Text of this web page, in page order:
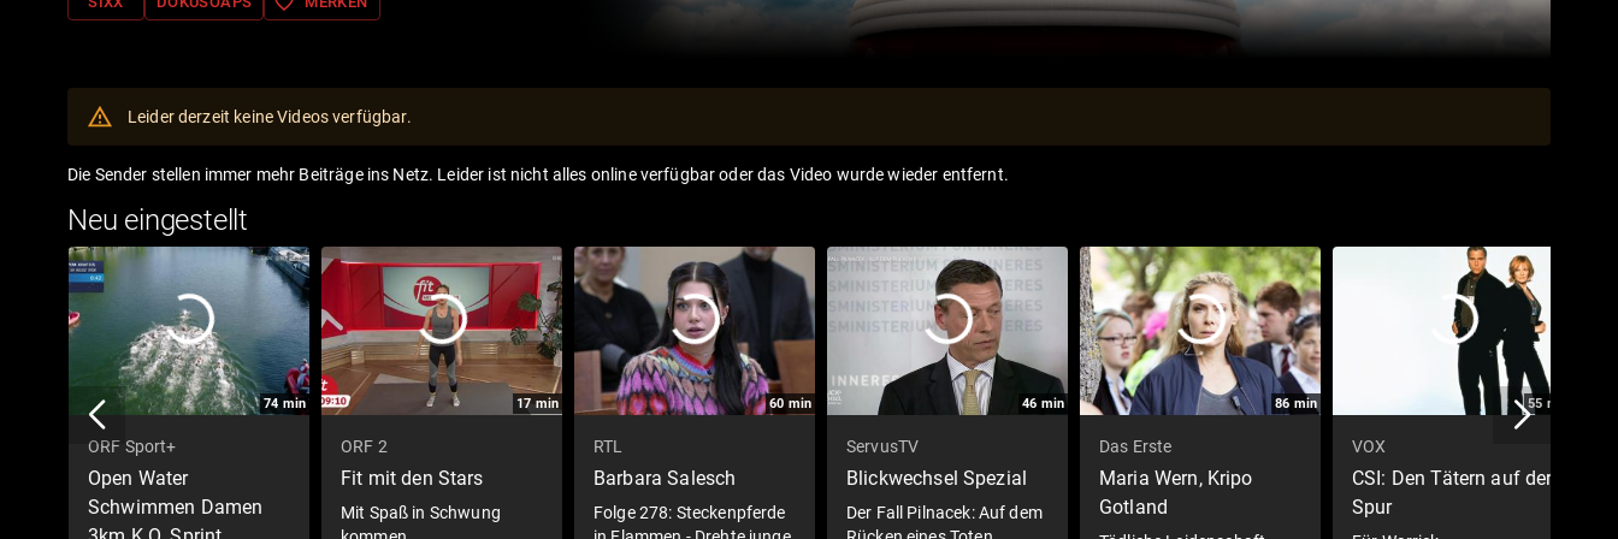
Leider derzeit keine Videos verfügbar.
Die Sender stellen immer mehr Beiträge ins Netz. Leider ist nicht alles online verfügbar oder das Video wurde wieder entfernt.
Neu eingestellt
74 min
ORF Sport+
Open Water
Schwimmen Damen
17min
ORF 2
Fit mit den Stars
Mit Spaß in Schwung
60 min
RTL
Barbara Salesch
Folge 278: Steckenpferde
46 min
ServusTV
Blickwechsel Spezial
Der Fall Pilnacek: Auf dem
86 min
Das Erste
Maria Wern, Kripo
Gotland
55 min
VOX
CSI: Den Tätern auf der
Spur